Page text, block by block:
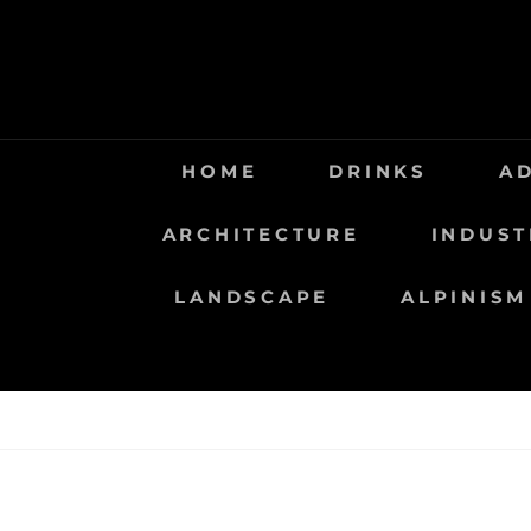
HOME DRINKS
ARCHITECTURE
LANDSCAPE